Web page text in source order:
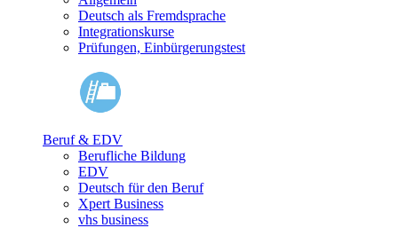
Deutsch als Fremdsprache
Integrationskurse
Prüfungen, Einbürgerungstest
Beruf & EDV
Berufliche Bildung
EDV
Deutsch für den Beruf
Xpert Business
vhs business